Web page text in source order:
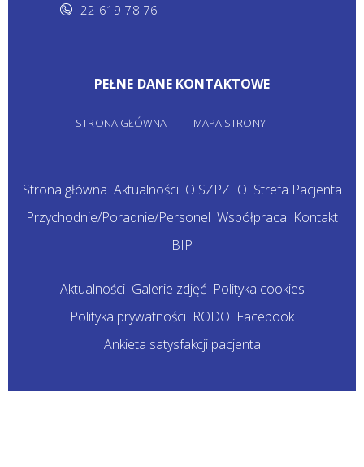
22 619 78 76
PEŁNE DANE KONTAKTOWE
STRONA GŁÓWNA MAPA STRONY
Strona główna Aktualności O SZPZLO Strefa Pacjenta
Przychodnie/Poradnie/Personel Współpraca Kontakt
BIP
Aktualności Galerie zdjęć Polityka cookies
Polityka prywatności RODO Facebook
Ankieta satysfakcji pacjenta